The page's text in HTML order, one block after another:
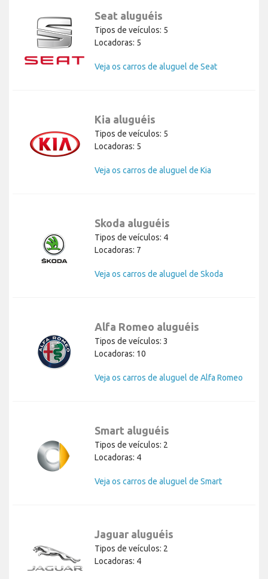
Seat aluguéis
Tipos de veículos: 5
Locadoras: 5
Veja os carros de aluguel de Seat
Kia aluguéis
Tipos de veículos: 5
Locadoras: 5
Veja os carros de aluguel de Kia
Skoda aluguéis
Tipos de veículos: 4
Locadoras: 7
Veja os carros de aluguel de Skoda
Alfa Romeo aluguéis
Tipos de veículos: 3
Locadoras: 10
Veja os carros de aluguel de Alfa Romeo
Smart aluguéis
Tipos de veículos: 2
Locadoras: 4
Veja os carros de aluguel de Smart
Jaguar aluguéis
Tipos de veículos: 2
Locadoras: 4